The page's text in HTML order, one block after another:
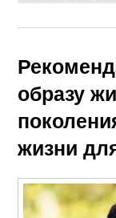
образу
жизни